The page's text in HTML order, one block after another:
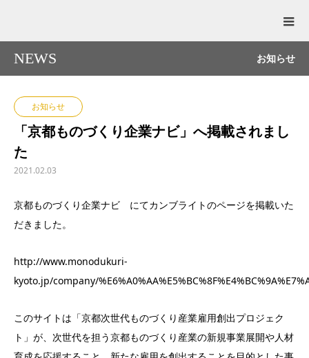
NEWS お知らせ
お知らせ
「京都ものづくり企業ナビ」へ掲載されまし
た
2021.02.03
京都ものづくり企業ナビ にてカンブライトのページを掲載いた
だきました。
http://www.monodukuri-
kyoto.jp/company/
このサイトは「京都次世代ものづくり産業雇用創出プロジェク
ト」が、次世代を担う京都ものづくり産業の新規事業展開や人材